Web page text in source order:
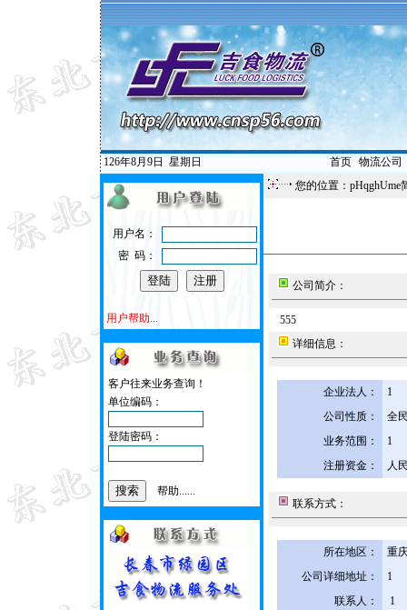
126年8月9日 星期日 首页| 物流公司
用户名：
密 码：
用户帮助...
客户往来业务查询！
单位编码：
登陆密码：
帮助......
您的位置：pHqghUme
公司简介：
555
详细信息：
企业法人：
1
公司性质：
全
业务范围：
1
注册资金：
人
联系方式：
所在地区：
重
公司详细地址：
1
联系人：
1